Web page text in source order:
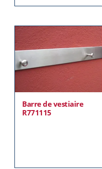
Barre de vestiaire
R771115